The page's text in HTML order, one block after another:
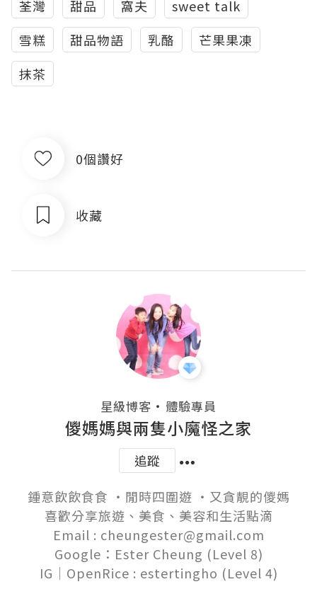
荃灣 甜品 窩夫
sweet talk
雪糕
甜品物語 乳酪
芒果果凍
抹茶
0個讚好
收藏
星級博客 ・ 體驗專員
儍媽媽與兩隻小魔怪之家
追蹤
鍾意飲飲食食 ‧閒時四圍遊 ‧又貪靚的儍媽
喜歡分享旅遊、美食、美容和生活點滴
Email : cheungester@gmail.com
Google：Ester Cheung (Level 8)